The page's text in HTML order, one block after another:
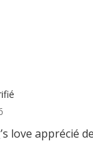
love apprécié